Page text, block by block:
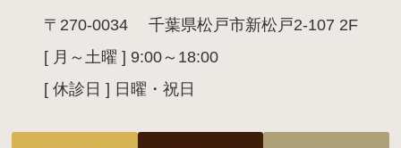
〒270-0034
千葉県松戸市新松戸2-107 2F
[ 月～土曜 ] 9:00～18:00
[ 休診日 ] 日曜・祝日